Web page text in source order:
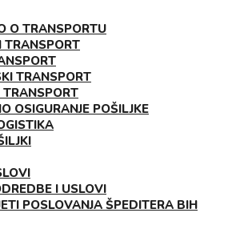
O TRANSPORTU
TRANSPORT
TRANSPORT
OSIGURANJE POŠILJKE
I USLOVI
POSLOVANJA ŠPEDITERA BIH